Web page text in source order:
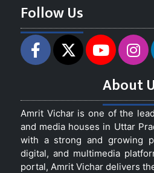
Follow Us
About
Amrit Vichar is one of the
and media houses in Uttar
with a strong and growing
digital, and multimedia
portal, Amrit Vichar delivers